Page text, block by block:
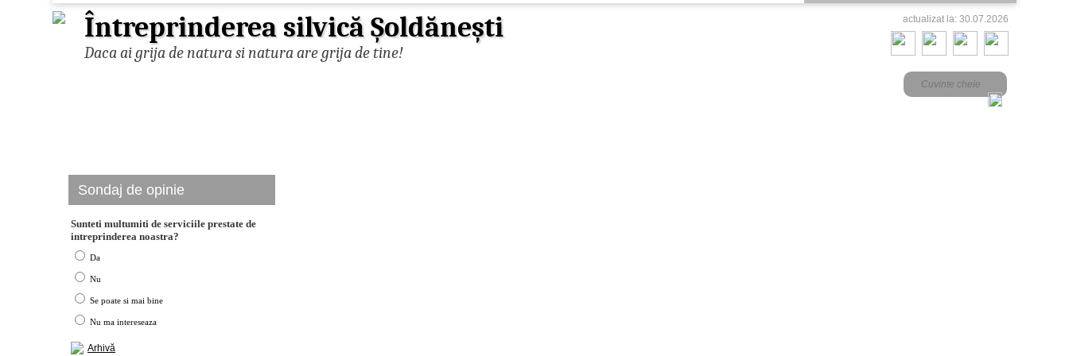
Întreprinderea silvică Șoldănești
Daca ai grija de natura si natura are grija de tine!
actualizat la: 30.07.2026
Sondaj de opinie
Sunteti multumiti de serviciile prestate de
intreprinderea noastra?
Da
Nu
Se poate si mai bine
Nu ma intereseaza
Arhivă